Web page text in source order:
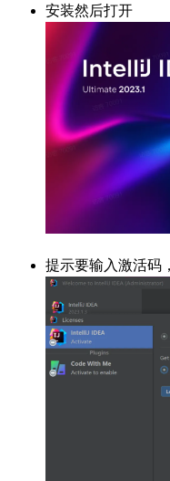
安装然后打开
提示要输入激活码